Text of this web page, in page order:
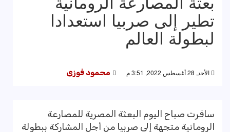
تطير إلى صربيا استعدادا
لبطولة العالم
الأحد, 28 أغسطس 2022, 3:51 م محمود فوزى
سافرت صباح اليوم البعثة المصرية للمصارعة
الرومانية متجهة إلى صربيا من أجل المشاركة ببطولة